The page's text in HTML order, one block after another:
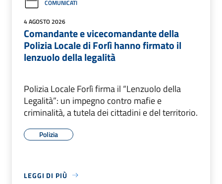
COMUNICATI
4 AGOSTO 2026
Comandante e vicecomandante della
Polizia Locale di Forlì hanno firmato il
lenzuolo della legalità
Polizia Locale Forlì firma il “Lenzuolo della
Legalità”: un impegno contro mafie e
criminalità, a tutela dei cittadini e del territorio.
Polizia
LEGGI DI PIÙ